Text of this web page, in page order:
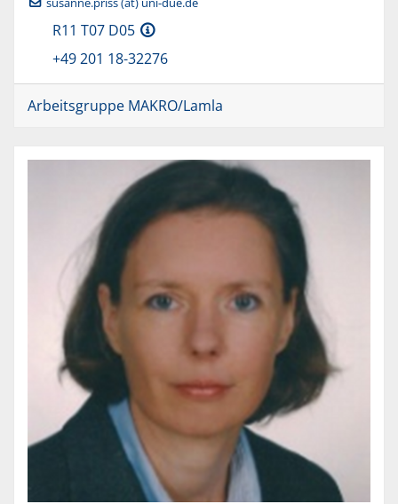
R11 T07 D05
+49 201 18-32276
Arbeitsgruppe MAKRO/Lamla